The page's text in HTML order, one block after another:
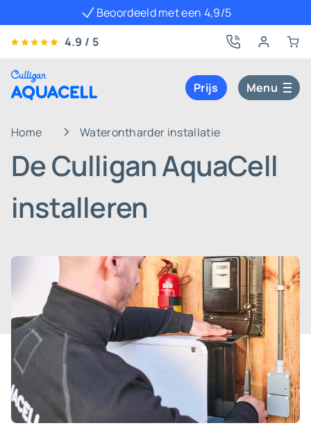
Beoordeeld met een 4,9/5
4.9 / 5
Prijs Menu
Home Waterontharder installatie
De Culligan AquaCell
installeren